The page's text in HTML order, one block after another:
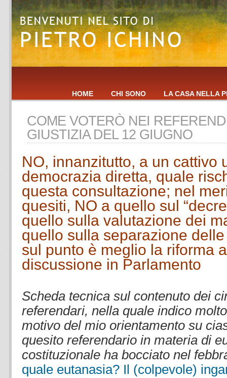
HOME CHI SONO LA CASA NELLA
COME VOTERÒ NEI
GIUSTIZIA DEL 12 GIUGNO
NO, innanzitutto, a un cattivo
democrazia diretta, quale
questa consultazione; nel
quesiti, NO a quello sul
quello sulla valutazione dei
quello sulla separazione
sul punto è meglio la riforma
discussione in Parlamento
Scheda tecnica sul contenuto dei
referendari, nella quale indico
motivo del mio orientamento su
quesito referendario in materia di
costituzionale ha bocciato nel
quale eutanasia? Il (colpevole)